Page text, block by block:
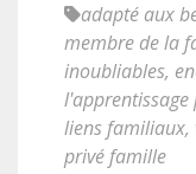
adapté aux
membre de la
inoubliables,
liens familiaux,
privé famille